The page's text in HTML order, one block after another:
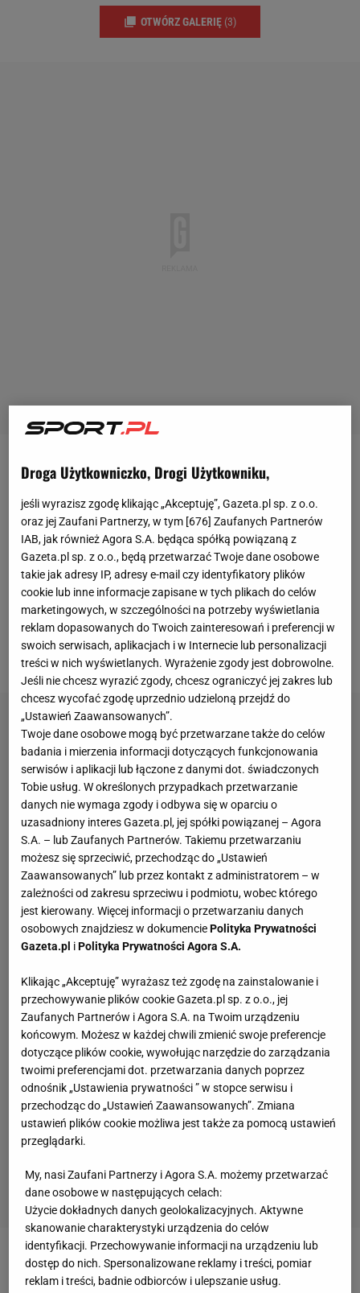
OTWÓRZ GALERIĘ (3)
Serena Williamsto niekwestionowana legenda
zwycięstwa wturniejachrangiWTA, w tym 23 w
Wielkim Szlemie. Od dwóch lat pozostaje na
sportowejemeryturze. Niestety ostatnio zmagała
się z pewną nieprzyjemną dolegliwością. Na jej szyi
pojawiła się torbiel. Okazało się, że w tym wypadku
konieczny był zabieg i Amerykanka trafiła do
szpitala.
Zobacz wideoTylko tak można ocenić reprezentację
Polski Michała Probierza. „Kibice zapominają."
Droga Użytkowniczko, Drogi Użytkowniku,
jeśli wyrazisz zgodę klikając „Akceptuję”, Gazeta.pl sp. z o.o.
oraz jej Zaufani Partnerzy, w tym [676] Zaufanych Partnerów
IAB, jak również Agora S.A. będąca spółką powiązaną z
Gazeta.pl sp. z o.o., będą przetwarzać Twoje dane osobowe
takie jak adresy IP, adresy e-mail czy identyfikatory plików
cookie lub inne informacje zapisane w tych plikach do celów
marketingowych, w szczególności na potrzeby wyświetlania
reklam dopasowanych do Twoich zainteresowań i preferencji w
swoich serwisach, aplikacjach i w Internecie lub personalizacji
treści w nich wyświetlanych. Wyrażenie zgody jest dobrowolne.
Jeśli nie chcesz wyrazić zgody, chcesz ograniczyć jej zakres lub
chcesz wycofać zgodę uprzednio udzieloną przejdź do
„Ustawień Zaawansowanych”.
Twoje dane osobowe mogą być przetwarzane także do celów
badania i mierzenia informacji dotyczących funkcjonowania
serwisów i aplikacji lub łączone z danymi dot. świadczonych
Tobie usług. W określonych przypadkach przetwarzanie
danych nie wymaga zgody i odbywa się w oparciu o
uzasadniony interes Gazeta.pl, jej spółki powiązanej – Agora
S.A. – lub Zaufanych Partnerów. Takiemu przetwarzaniu
możesz się sprzeciwić, przechodząc do „Ustawień
Zaawansowanych” lub przez kontakt z administratorem – w
zależności od zakresu sprzeciwu i podmiotu, wobec którego
jest kierowany. Więcej informacji o przetwarzaniu danych
osobowych znajdziesz w dokumenciePolityka Prywatności
Gazeta.pl iPolityka Prywatności Agora S.A.
Klikając „Akceptuję” wyrażasz też zgodę na zainstalowanie i
przechowywanie plików cookie Gazeta.pl sp. z o.o., jej
Zaufanych Partnerów i Agora S.A. na Twoim urządzeniu
końcowym. Możesz w każdej chwili zmienić swoje preferencje
dotyczące plików cookie, wywołując narzędzie do zarządzania
twoimi preferencjami dot. przetwarzania danych poprzez
odnośnik „Ustawienia prywatności ” w stopce serwisu i
przechodząc do „Ustawień Zaawansowanych”. Zmiana
ustawień plików cookie możliwa jest także za pomocą ustawień
przeglądarki.
My, nasi Zaufani Partnerzy i Agora S.A. możemy przetwarzać
dane osobowe w następujących celach:
Użycie dokładnych danych geolokalizacyjnych. Aktywne
skanowanie charakterystyki urządzenia do celów
identyfikacji. Przechowywanie informacji na urządzeniu lub
dostęp do nich. Spersonalizowane reklamy i treści, pomiar
reklam i treści, badnie odbiorców i ulepszanie usług.